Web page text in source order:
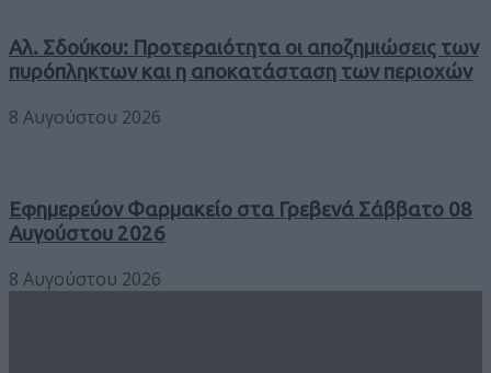
Αλ. Σδούκου: Προτεραιότητα οι αποζημιώσεις των
πυρόπληκτων και η αποκατάσταση των περιοχών
8 Αυγούστου 2026
Εφημερεύον Φαρμακείο στα Γρεβενά Σάββατο 08
Αυγούστου 2026
8 Αυγούστου 2026